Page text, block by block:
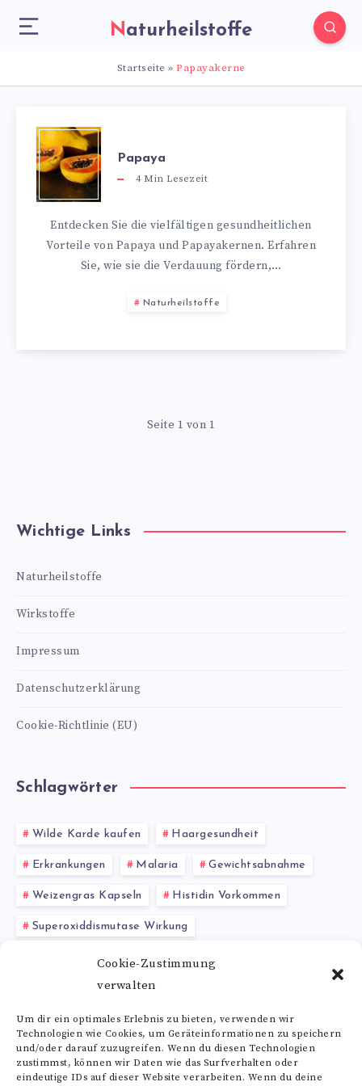
Cookie-Zustimmung
verwalten
Um dir ein optimales Erlebnis zu bieten, verwenden wir
Technologien wie Cookies, um Geräteinformationen zu speichern
und/oder darauf zuzugreifen. Wenn du diesen Technologien
zustimmst, können wir Daten wie das Surfverhalten oder
eindeutige IDs auf dieser Website verarbeiten. Wenn du deine
Naturheilstoffe
Startseite » Papayakerne
Papaya
4Min Lesezeit
Entdecken Sie die vielfältigen gesundheitlichen
Vorteile von Papaya und Papayakernen. Erfahren
Sie, wie sie die Verdauung fördern,…
Naturheilstoffe
Seite 1 von 1
Wichtige Links
Naturheilstoffe
Wirkstoffe
Impressum
Datenschutzerklärung
Cookie-Richtlinie (EU)
Schlagwörter
Wilde Karde kaufen Haargesundheit
Erkrankungen Malaria Gewichtsabnahme
Weizengras Kapseln Histidin Vorkommen
Superoxiddismutase Wirkung
Entgiftungskapazität
pflanzliche Beruhigung
Alle Schlagwörter